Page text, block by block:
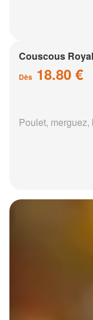
Couscous Royal
Dès 18.80 €
Poulet,